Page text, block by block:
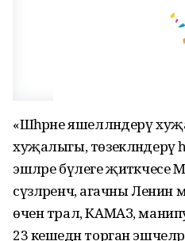
«Шәһәрне яшелләндерү
хуҗалыгы, төзекләндерү
эшләре бүлеге
сүзләренчә, агачны
өчен трал, КАМАЗ,
23 кешедән торган